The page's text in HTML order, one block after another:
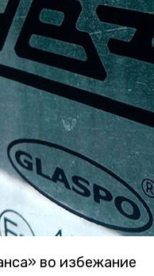
во избежание